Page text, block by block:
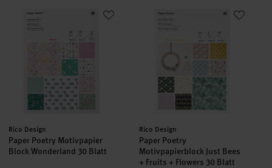
Paper Poetry Motivpapier Block Wonderland 30 Blatt
Hersteller:
Rico Design
Paper Poetry Motivpapier
Block Wonderland 30 Blatt
Paper Poetry
Hersteller:
Rico Design
Paper Poetry
Motivpapierblock Just Bees
+ Fruits + Flowers 30 Blatt